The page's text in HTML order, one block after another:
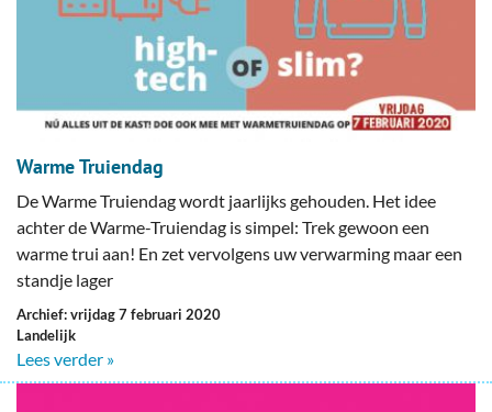
Warme Truiendag
De Warme Truiendag wordt jaarlijks gehouden. Het idee
achter de Warme-Truiendag is simpel: Trek gewoon een
warme trui aan! En zet vervolgens uw verwarming maar een
standje lager
Archief: vrijdag 7 februari 2020
Landelijk
Lees verder »